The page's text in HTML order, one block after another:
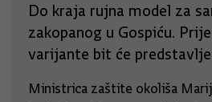
Do kraja rujna model za
zakopanog u Gospiću.
varijante bit će
Ministrica zaštite okoliša